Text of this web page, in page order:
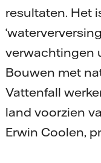
resultaten. Het
verwachtingen
Bouwen met
Vattenfall
land voorzien
Erwin Coolen,